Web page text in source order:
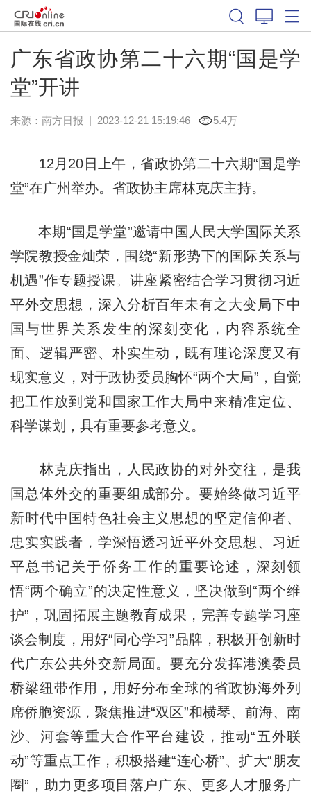
广东省政协第二十六期“国是学
堂”开讲
来源： 南方日报 | 2023-12-21 15:19:46 5.4万
12月20日上午，省政协第二十六期“国是学
堂”在广州举办。省政协主席林克庆主持。
本期“国是学堂”邀请中国人民大学国际关系
学院教授金灿荣，围绕“新形势下的国际关系与
机遇”作专题授课。讲座紧密结合学习贯彻习近
平外交思想，深入分析百年未有之大变局下中
国与世界关系发生的深刻变化，内容系统全
面、逻辑严密、朴实生动，既有理论深度又有
现实意义，对于政协委员胸怀“两个大局”，自觉
把工作放到党和国家工作大局中来精准定位、
科学谋划，具有重要参考意义。
林克庆指出，人民政协的对外交往，是我
国总体外交的重要组成部分。要始终做习近平
新时代中国特色社会主义思想的坚定信仰者、
忠实实践者，学深悟透习近平外交思想、习近
平总书记关于侨务工作的重要论述，深刻领
悟“两个确立”的决定性意义，坚决做到“两个维
护”，巩固拓展主题教育成果，完善专题学习座
谈会制度，用好“同心学习”品牌，积极开创新时
代广东公共外交新局面。要充分发挥港澳委员
桥梁纽带作用，用好分布全球的省政协海外列
席侨胞资源，聚焦推进“双区”和横琴、前海、南
沙、河套等重大合作平台建设，推动“五外联
动”等重点工作，积极搭建“连心桥”、扩大“朋友
圈”，助力更多项目落户广东、更多人才服务广